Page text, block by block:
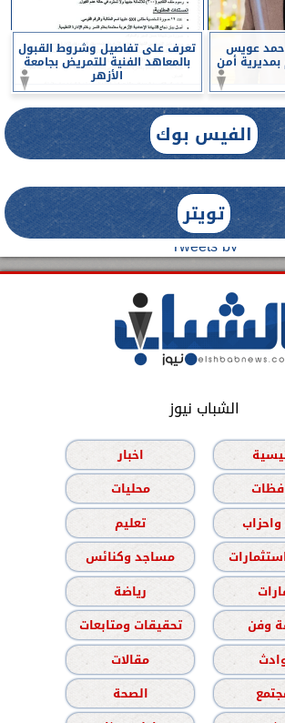
احمد عويس
بمديرية أمن
تعرف على تفاصيل وشروط القبول
بالمعاهد الفنية للتمريض بجامعة
الأزهر
الفيس بوك
تويتر
Tweets by
الشباب نيوز
اخبار
محليات
تعليم
مساجد وكنائس
رياضة
وفن
تحقيقات ومتابعات
مقالات
الصحة